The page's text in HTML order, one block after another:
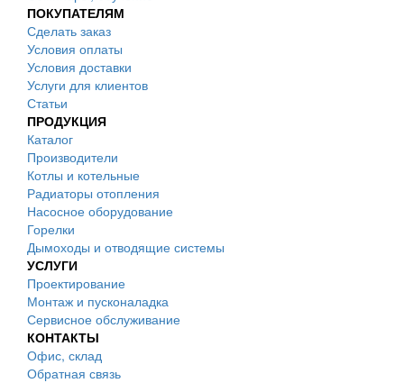
ПОКУПАТЕЛЯМ
Сделать заказ
Условия оплаты
Условия доставки
Услуги для клиентов
Статьи
ПРОДУКЦИЯ
Каталог
Производители
Котлы и котельные
Радиаторы отопления
Насосное оборудование
Горелки
Дымоходы и отводящие системы
УСЛУГИ
Проектирование
Монтаж и пусконаладка
Сервисное обслуживание
КОНТАКТЫ
Офис, склад
Обратная связь